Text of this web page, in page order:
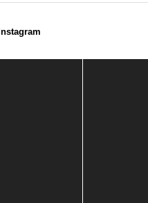
Instagram